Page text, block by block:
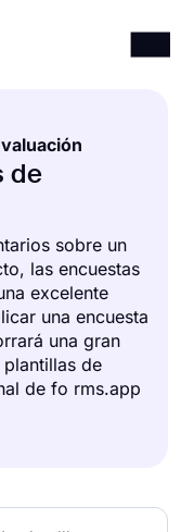
de
sobre un
las encuestas
excelente
una encuesta
una gran
de
de fo rms.app